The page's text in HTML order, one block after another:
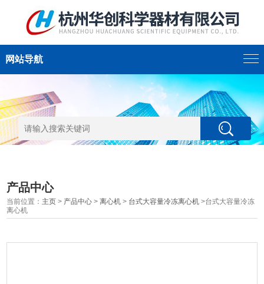
网站导航
产品中心
当前位置： 主页 > 产品中心 >离心机 > 台式大容量冷冻离心机 >台式大容量冷冻
离心机